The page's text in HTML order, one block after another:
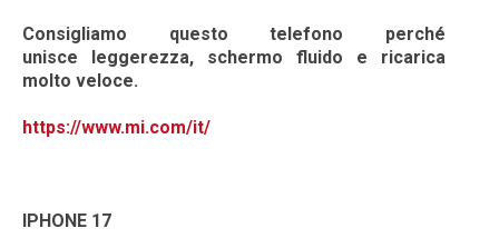
Consigliamo questo telefono perché
unisce leggerezza, schermo fluido e ricarica
molto veloce.
https://www.mi.com/it/
IPHONE 17